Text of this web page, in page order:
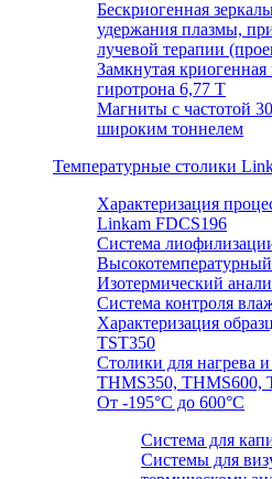
Бескриогенная
удержания плазмы,
лучевой терапии
Замкнутая
гиротрона 6,77 T
Магниты с частотой
широким тоннелем
Температурные столики
Характеризация
Linkam FDCS196
Система
Изотермический
Система контроля
Характеризация
TST350
Столики для нагрева
THMS350, THMS600,
От -195°C до 600°C
Система для
Системы для